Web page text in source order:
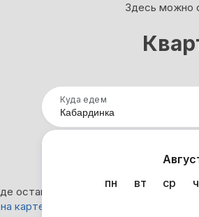
Здесь можно
Куда едем
пн
вт ср
остановиться в Кабардинке: 503
карте